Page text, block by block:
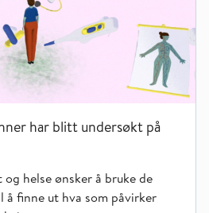
har blitt undersøkt på
helse ønsker å bruke de
å finne ut hva som påvirker